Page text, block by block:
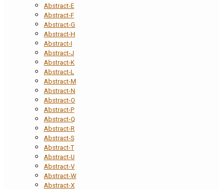
Abstract-E
Abstract-F
Abstract-G
Abstract-H
Abstract-I
Abstract-J
Abstract-K
Abstract-L
Abstract-M
Abstract-N
Abstract-O
Abstract-P
Abstract-Q
Abstract-R
Abstract-S
Abstract-T
Abstract-U
Abstract-V
Abstract-W
Abstract-X